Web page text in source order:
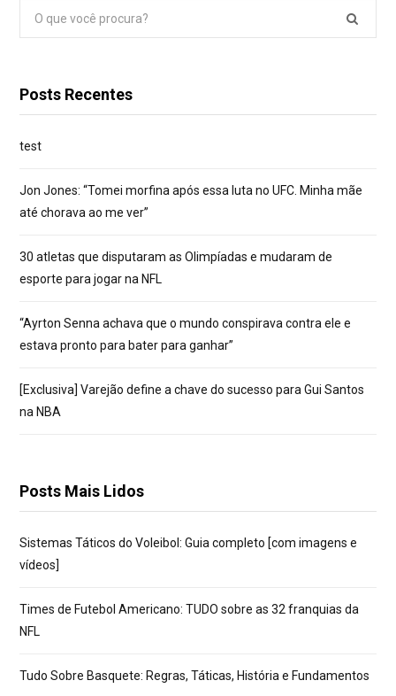
Pesquisar
por:
Posts Recentes
test
Jon Jones: “Tomei morfina após essa luta no UFC. Minha mãe
até chorava ao me ver”
30 atletas que disputaram as Olimpíadas e mudaram de
esporte para jogar na NFL
“Ayrton Senna achava que o mundo conspirava contra ele e
estava pronto para bater para ganhar”
[Exclusiva] Varejão define a chave do sucesso para Gui Santos
na NBA
Posts Mais Lidos
Sistemas Táticos do Voleibol: Guia completo [com imagens e
vídeos]
Times de Futebol Americano: TUDO sobre as 32 franquias da
NFL
Tudo Sobre Basquete: Regras, Táticas, História e Fundamentos